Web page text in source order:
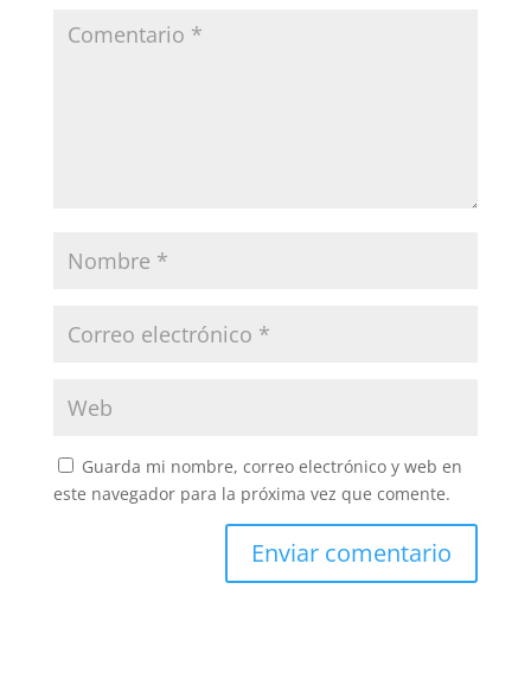
Guarda mi nombre, correo electrónico y web en
este navegador para la próxima vez que comente.